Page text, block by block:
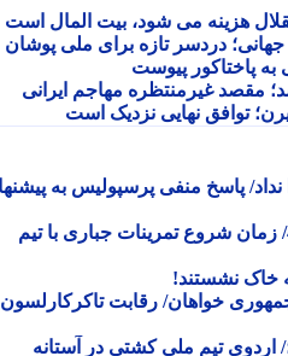
هزینه می شود، بیت المال است
دردسر تازه برای ملی پوشان
پیوست
غیرمنتظره مهاجم ایرانی
توافق نهایی نزدیک است
پاسخ منفی پرسپولیس به پیشنهاد
مجتبی در 405/ زمان شروع تمرینات جباری با تیم
نشستند!
خواهان/ رقابت تاکرکارلسون با
تیم ملی کشتی در آستانه